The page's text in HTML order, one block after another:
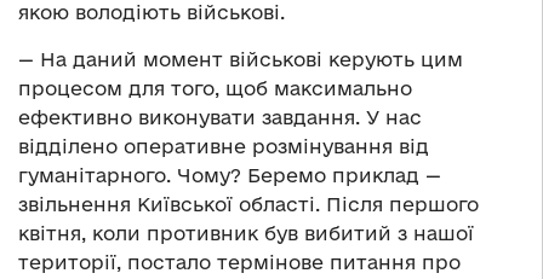
якою володіють військові.
— На даний момент військові керують цим
процесом для того, щоб максимально
ефективно виконувати завдання. У нас
відділено оперативне розмінування від
гуманітарного. Чому? Беремо приклад —
звільнення Київської області. Після першого
квітня, коли противник був вибитий з нашої
території, постало термінове питання про